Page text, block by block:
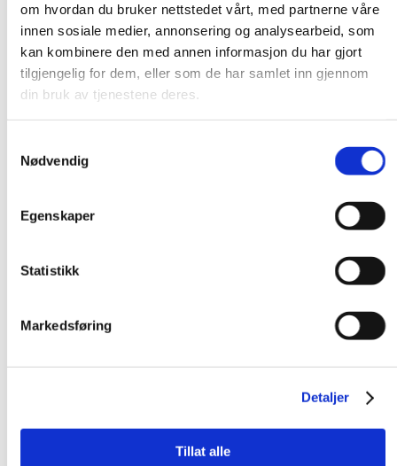
om hvordan du bruker nettstedet vårt, med partnerne våre
innen sosiale medier, annonsering og analysearbeid, som
kan kombinere den med annen informasjon du har gjort
tilgjengelig for dem, eller som de har samlet inn gjennom
din bruk av tjenestene deres.
Nødvendig
Egenskaper
Statistikk
Markedsføring
Detaljer
Tillat alle